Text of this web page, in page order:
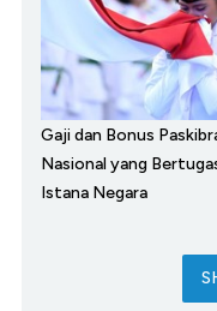
Gaji dan Bonus
Nasional yang
Istana Negara